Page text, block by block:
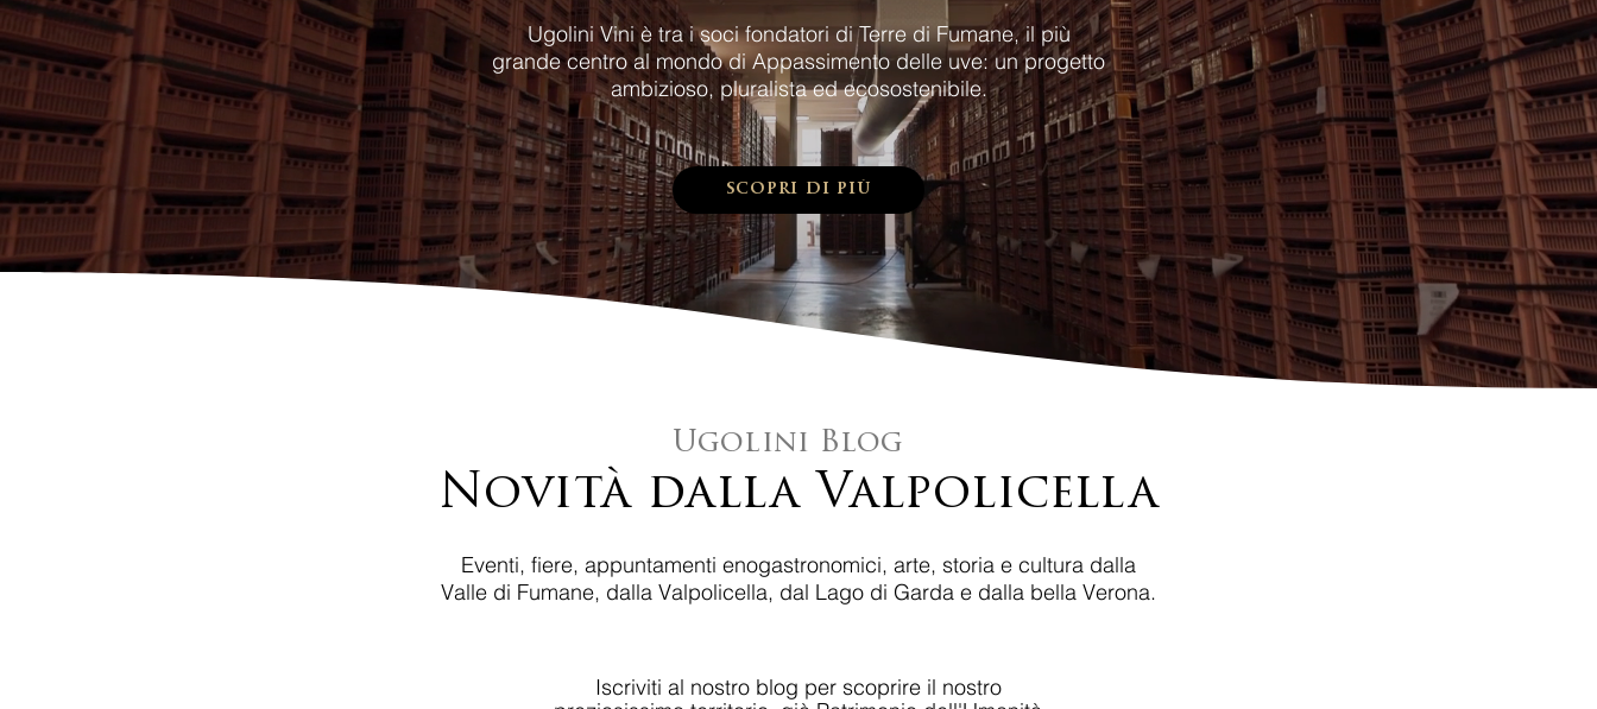
Ugolini Vini è tra i soci fondatori di Terre di Fumane, il più
grande centro al mondo di Appassimento delle uve: un progetto
ambizioso, pluralista ed ecosostenibile.
scopri di più
Ugolini Blog
Novità dalla Valpolicella
Eventi, fiere, appuntamenti enogastronomici, arte, storia e cultura dalla
Valle di Fumane, dalla Valpolicella, dal Lago di Garda e dalla bella Verona.
Iscriviti al nostro blog per scoprire il nostro